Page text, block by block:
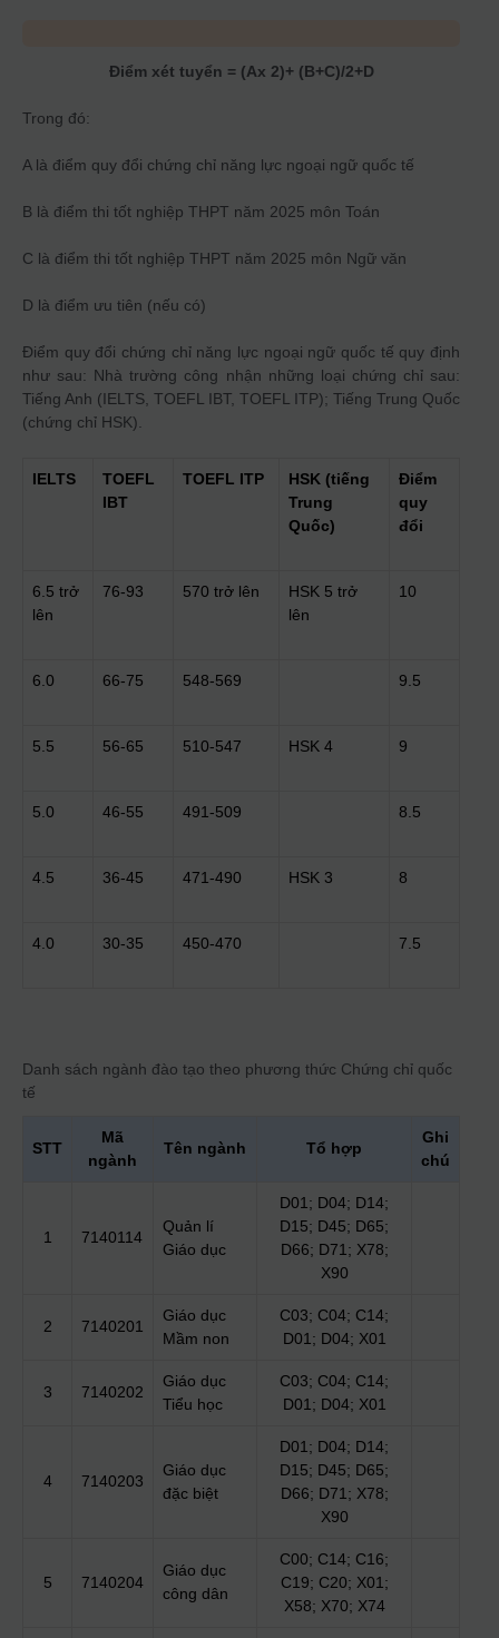
Điểm xét tuyển = (Ax 2)+ (B+C)/2+D
Trong đó:
A là điểm quy đổi chứng chỉ năng lực ngoại ngữ quốc tế
B là điểm thi tốt nghiệp THPT năm 2025 môn Toán
C là điểm thi tốt nghiệp THPT năm 2025 môn Ngữ văn
D là điểm ưu tiên (nếu có)
Điểm quy đổi chứng chỉ năng lực ngoại ngữ quốc tế quy định
như sau: Nhà trường công nhận những loại chứng chỉ sau:
Tiếng Anh (IELTS, TOEFL IBT, TOEFL ITP); Tiếng Trung Quốc
(chứng chỉ HSK).
IELTS
TOEFL
IBT
TOEFL ITP HSK (tiếng
Trung
Quốc)
Điểm
quy
đổi
6.5 trở
lên
76-93 570 trở lên
HSK 5 trở
lên
10
6.0 66-75 548-569 9.5
5.5 56-65 510-547 HSK 4 9
5.0 46-55 491-509 8.5
4.5 36-45 471-490 HSK 3 8
4.0 30-35 450-470 7.5
Danh sách ngành đào tạo theo phương thức Chứng chỉ quốc
tế
STT
Mã
ngành
Tên ngành Tổ hợp
Ghi
chú
1 7140114
Quản lí
Giáo dục
D01; D04; D14;
D15; D45; D65;
D66; D71; X78;
X90
2 7140201
Giáo dục
Mầm non
C03; C04; C14;
D01; D04; X01
3 7140202
Giáo dục
Tiểu học
C03; C04; C14;
D01; D04; X01
4 7140203
Giáo dục
đặc biệt
D01; D04; D14;
D15; D45; D65;
D66; D71; X78;
X90
5 7140204
Giáo dục
công dân
C00; C14; C16;
C19; C20; X01;
X58; X70; X74